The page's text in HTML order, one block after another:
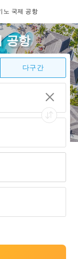
노 국제 공항
공항
다구간